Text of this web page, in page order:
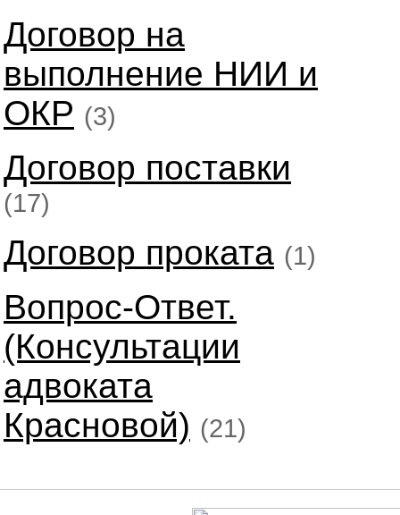
Договор на
выполнение НИИ и
ОКР (3)
Договор поставки
(17)
Договор проката (1)
Вопрос-Ответ.
(Консультации
адвоката
Красновой) (21)